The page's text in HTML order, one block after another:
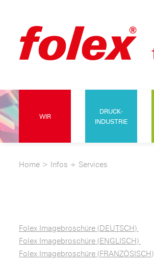
WIR
DRUCK-
INDUSTRIE
Home > Infos + Services
Folex Imagebroschüre (DEUTSCH)
Folex Imagebroschüre (ENGLISCH)
Folex Imagebroschüre (FRANZÖSISCH)